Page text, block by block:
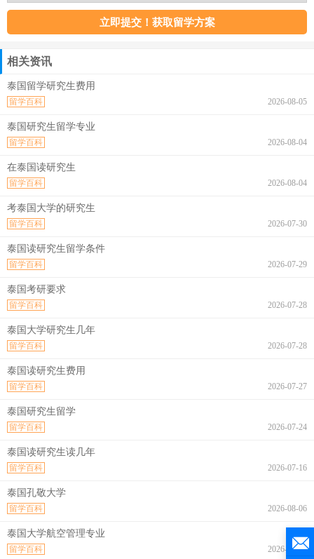
相关资讯
泰国留学研究生费用
2026-08-05
留学百科
泰国研究生留学专业
2026-08-04
留学百科
在泰国读研究生
2026-08-04
留学百科
考泰国大学的研究生
2026-07-30
留学百科
泰国读研究生留学条件
2026-07-29
留学百科
泰国考研要求
2026-07-28
留学百科
泰国大学研究生几年
2026-07-28
留学百科
泰国读研究生费用
2026-07-27
留学百科
泰国研究生留学
2026-07-24
留学百科
泰国读研究生读几年
2026-07-16
留学百科
泰国孔敬大学
2026-08-06
留学百科
泰国大学航空管理专业
2026-08-06
留学百科